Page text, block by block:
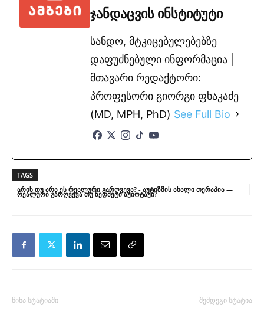
ჯანდაცვის ინსტიტუტი
სანდო, მტკიცებულებებზე
დაფუძნებული ინფორმაცია |
მთავარი რედაქტორი:
პროფესორი გიორგი ფხაკაძე
(MD, MPH, PhD) See Full Bio
TAGS
არის თუ არა ეს რეალური გარღვევა? - აუტიზმის ახალი თერაპია —
რეალური გარღვევა თუ ზედმეტი აჟიოტაჟი?
წინა სტატიაში შემდეგი სტატია